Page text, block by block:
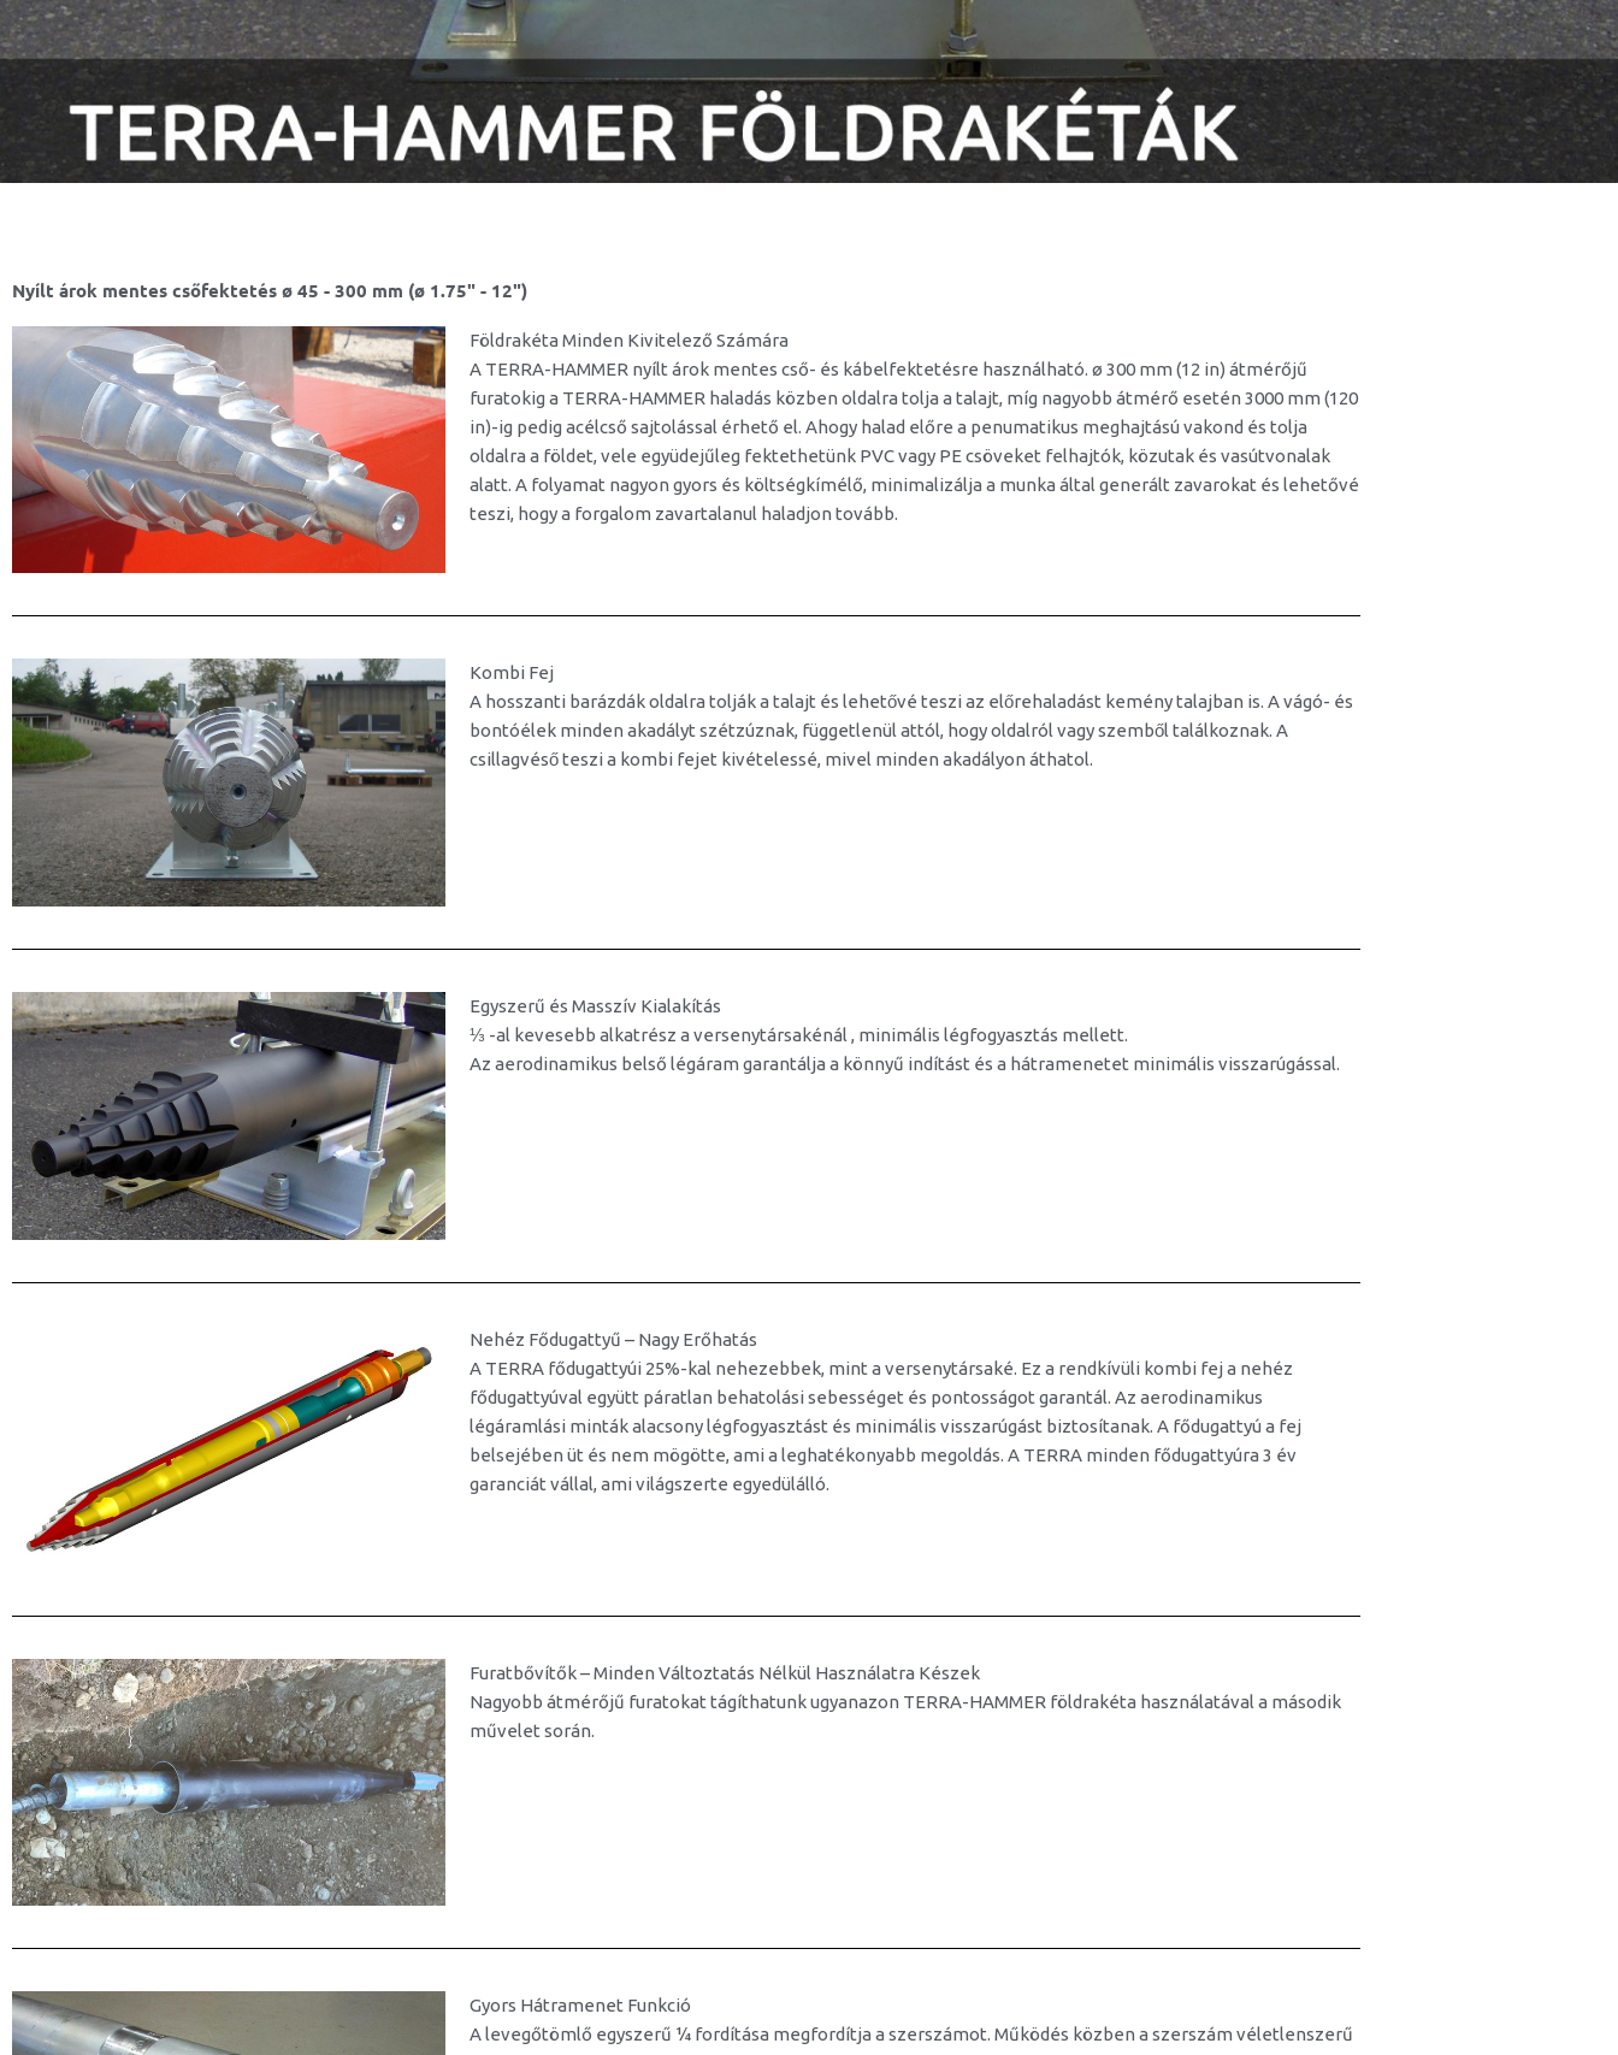
Nyílt árok mentes csőfektetés ø 45 - 300 mm (ø 1.75" - 12")
Földrakéta Minden Kivitelező Számára
A TERRA-HAMMER nyílt árok mentes cső- és kábelfektetésre használható. ø 300 mm (12 in) átmérőjű
furatokig a TERRA-HAMMER haladás közben oldalra tolja a talajt, míg nagyobb átmérő esetén 3000 mm (120
in)-ig pedig acélcső sajtolással érhető el. Ahogy halad előre a penumatikus meghajtású vakond és tolja
oldalra a földet, vele együdejűleg fektethetünk PVC vagy PE csöveket felhajtók, közutak és vasútvonalak
alatt. A folyamat nagyon gyors és költségkímélő, minimalizálja a munka által generált zavarokat és lehetővé
teszi, hogy a forgalom zavartalanul haladjon tovább.
Kombi Fej
A hosszanti barázdák oldalra tolják a talajt és lehetővé teszi az előrehaladást kemény talajban is. A vágó- és
bontóélek minden akadályt szétzúznak, függetlenül attól, hogy oldalról vagy szemből találkoznak. A
csillagvéső teszi a kombi fejet kivételessé, mivel minden akadályon áthatol.
Egyszerű és Masszív Kialakítás
⅓ -al kevesebb alkatrész a versenytársakénál , minimális légfogyasztás mellett.
Az aerodinamikus belső légáram garantálja a könnyű indítást és a hátramenetet minimális visszarúgással.
Nehéz Fődugattyű – Nagy Erőhatás
A TERRA fődugattyúi 25%-kal nehezebbek, mint a versenytársaké. Ez a rendkívüli kombi fej a nehéz
fődugattyúval együtt páratlan behatolási sebességet és pontosságot garantál. Az aerodinamikus
légáramlási minták alacsony légfogyasztást és minimális visszarúgást biztosítanak. A fődugattyú a fej
belsejében üt és nem mögötte, ami a leghatékonyabb megoldás. A TERRA minden fődugattyúra 3 év
garanciát vállal, ami világszerte egyedülálló.
Furatbővítők – Minden Változtatás Nélkül Használatra Készek
Nagyobb átmérőjű furatokat tágíthatunk ugyanazon TERRA-HAMMER földrakéta használatával a második
művelet során.
Gyors Hátramenet Funkció
A levegőtömlő egyszerű ¼ fordítása megfordítja a szerszámot. Működés közben a szerszám véletlenszerű